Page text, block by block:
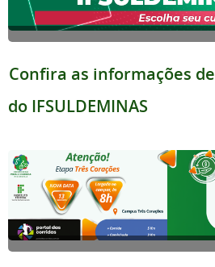
Confira as informações
do IFSULDEMINAS